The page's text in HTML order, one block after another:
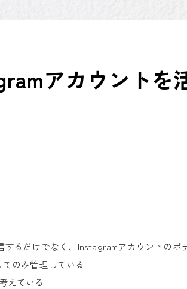
アカウントを
るだけでなく、 Instagramアカウントのポ
のみ管理している
えている